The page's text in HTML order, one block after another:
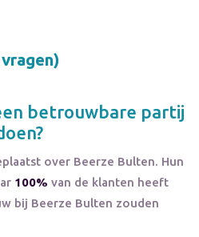
betrouwbare partij
over Beerze Bulten. Hun
100% van de klanten heeft
bij Beerze Bulten zouden